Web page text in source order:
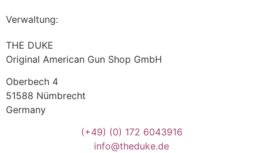
Verwaltung:
THE DUKE
Original American Gun Shop GmbH
Oberbech 4
51588 Nümbrecht
Germany
(+49) (0) 172 6043916
info@theduke.de